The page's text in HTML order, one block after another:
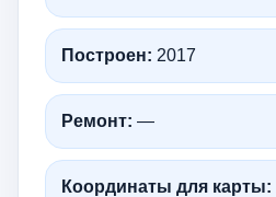
Построен: 2017
Ремонт: —
Координаты для карты: